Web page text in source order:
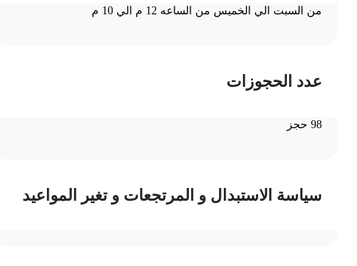
من السبت الي الخميس من الساعه 12 م الي 10 م
عدد الحجوزات
سياسة الاستبدال و المرتجعات و تغير المواعيد